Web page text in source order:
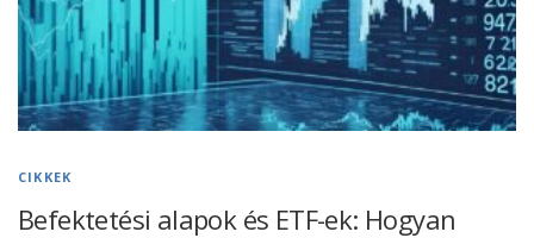
CIKKEK
Befektetési alapok és ETF-ek: Hogyan